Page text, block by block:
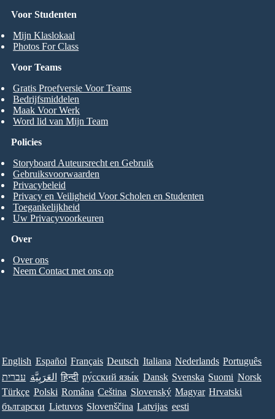
Voor Studenten
Mijn Klaslokaal
Photos For Class
Voor Teams
Gratis Proefversie Voor Teams
Bedrijfsmiddelen
Maak Voor Werk
Word lid van Mijn Team
Over
Over ons
Neem Contact met ons op
Policies
Storyboard Auteursrecht en Gebruik
Gebruiksvoorwaarden
Privacybeleid
Privacy en Veiligheid Voor Scholen en Studenten
Toegankelijkheid
Uw Privacyvoorkeuren
English Español Français Deutsch Italiana Nederlands Português
עברית العَرَبِيَّة हिन्दी ру́сский язы́к Dansk Svenska Suomi Norsk
Türkçe Polski Româna Ceština Slovenský Magyar Hrvatski
български Lietuvos Slovenščina Latvijas eesti